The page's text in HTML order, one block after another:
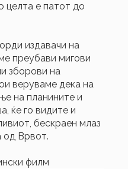
целта е патот до
издавачи на
преубави мигови
зборови на
веруваме дека на
на планините и
ќе го видите и
бескраен млаз
од Врвот.
филм